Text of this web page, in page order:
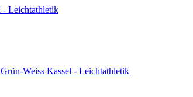
- Leichtathletik
Weiss Kassel - Leichtathletik